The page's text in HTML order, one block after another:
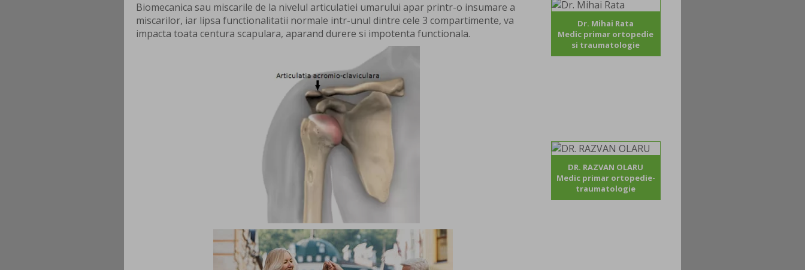
Biomecanica sau miscarile de la nivelul articulatiei umarului apar printr-o insumare a
miscarilor, iar lipsa functionalitatii normale intr-unul dintre cele 3 compartimente, va
impacta toata centura scapulara, aparand durere si impotenta functionala.
Dr. Mihai Rata
Medic primar ortopedie
si traumatologie
DR. RAZVAN OLARU
Medic primar ortopedie-
traumatologie